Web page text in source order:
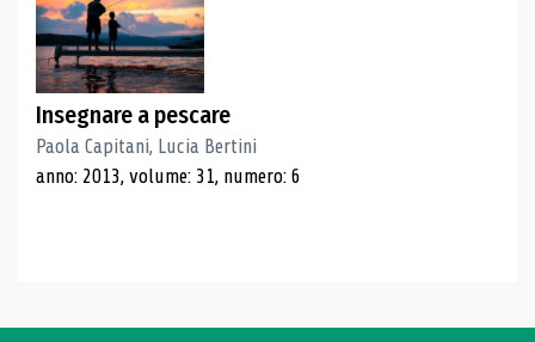
Insegnare a pescare
Paola Capitani, Lucia Bertini
anno: 2013, volume: 31, numero: 6